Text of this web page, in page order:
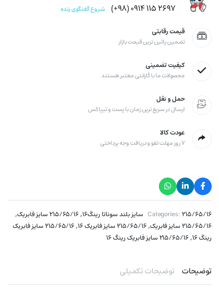
۲۶۹۷ ۱۱۵ ۰۹۱۴ (۹۸+) شروع گفتگوی زنده
قیمت رقابتی
تضمین پائین ترین قیمت بازار
کیفیت تضمینی
محصولات ما با گارانتی معتبر هستند
حمل و نقل
ارسال در سریع ترین زمان با پست و تیپاکس
عودت کالا
۷ روز مهلت لغو و دریافت وجه پرداختی
Categories:۲۱۵/۶۵/۱۶ سایز بلند سوناتا رینگ۱۶ ,۲۱۵/۶۵/۱۶ سایز فابریک ,
۲۱۵/۶۵/۱۶ سایز فابریک ,۲۱۵/۶۵/۱۶ سایز فابریک ۱۶ ,
۲۱۵/۶۵/۱۶ سایز فابریک
رینگ ۱۶
,۲۱۵/۶۵/۱۶ سایز فابریک رینگ ۱۶
توضیحات توضیحات تکمیلی